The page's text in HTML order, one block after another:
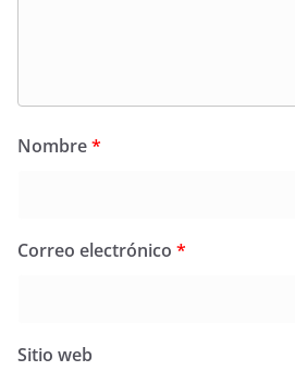
Nombre*
Correo electrónico *
Sitio web